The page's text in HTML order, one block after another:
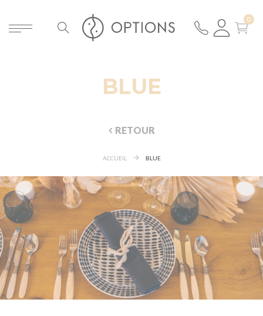
BLUE
RETOUR
ACCUEIL BLUE